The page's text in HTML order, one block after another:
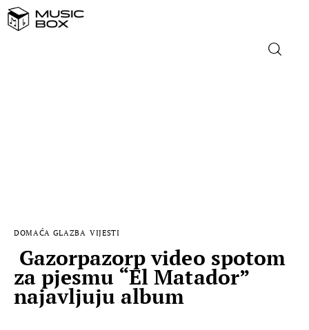
MUSIC BOX
DOMAĆA GLAZBA VIJESTI
Gazorpazorp video spotom
za pjesmu “El Matador”
najavljuju album